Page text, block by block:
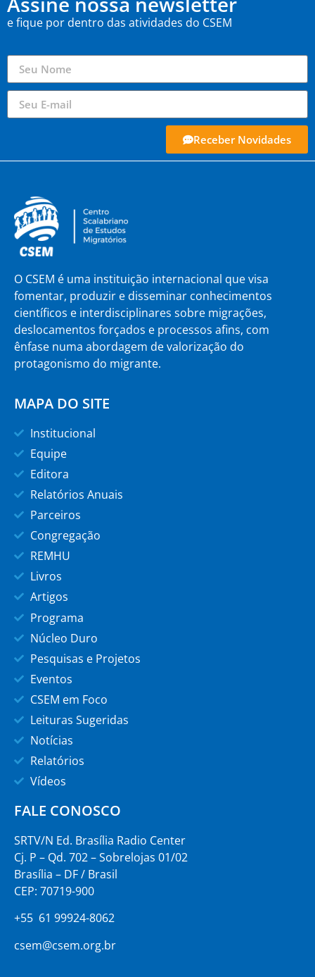
e fique por dentro das atividades do CSEM
Receber Novidades
O CSEM é uma instituição internacional que visa
fomentar, produzir e disseminar conhecimentos
científicos e interdisciplinares sobre migrações,
deslocamentos forçados e processos afins, com
ênfase numa abordagem de valorização do
protagonismo do migrante.
MAPA DO SITE
Institucional
Equipe
Editora
Relatórios Anuais
Parceiros
Congregação
REMHU
Livros
Artigos
Programa
Núcleo Duro
Pesquisas e Projetos
Eventos
CSEM em Foco
Leituras Sugeridas
Notícias
Relatórios
Vídeos
FALE CONOSCO
SRTV/N Ed. Brasília Radio Center
Cj. P – Qd. 702 – Sobrelojas 01/02
Brasília – DF / Brasil
CEP: 70719-900
+55 61 99924-8062
csem@csem.org.br